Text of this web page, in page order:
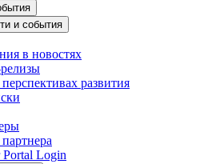
и события
в новостях
развития
Portal Login